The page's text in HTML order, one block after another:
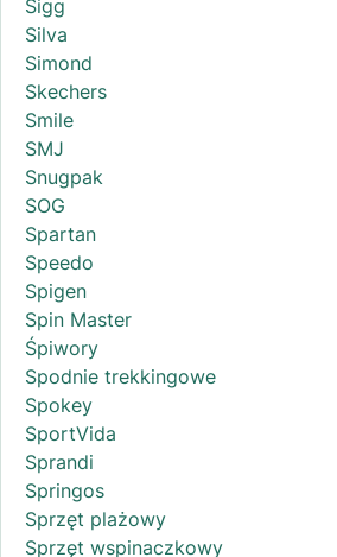
Sigg
Silva
Simond
Skechers
Smile
SMJ
Snugpak
SOG
Spartan
Speedo
Spigen
Spin Master
Śpiwory
Spodnie trekkingowe
Spokey
SportVida
Sprandi
Springos
Sprzęt plażowy
Sprzęt wspinaczkowy